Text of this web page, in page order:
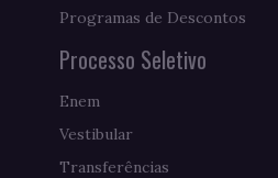
Programas de Descontos
Processo Seletivo
Enem
Vestibular
Transferências